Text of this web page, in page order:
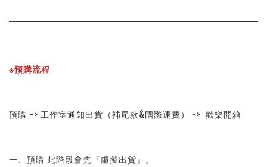
※預購流程
預購 -> 工作室通知出貨（補尾款&國際運費） ->  歡樂開箱
一、預購 此階段會先『虛擬出貨』。